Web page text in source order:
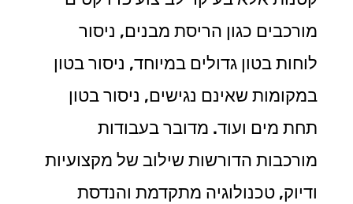
מורכבים כגון הריסת מבנים, ניסור
לוחות בטון גדולים במיוחד, ניסור בטון
במקומות שאינם נגישים, ניסור בטון
תחת מים ועוד. מדובר בעבודות
מורכבות הדורשות שילוב של מקצועיות
ודיוק, טכנולוגיה מתקדמת והנדסת